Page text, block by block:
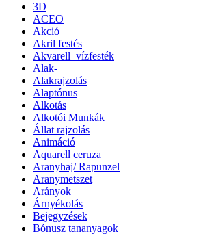
3D
ACEO
Akció
Akril festés
Akvarell_vízfesték
Alak-
Alakrajzolás
Alaptónus
Alkotás
Alkotói Munkák
Állat rajzolás
Animáció
Aquarell ceruza
Aranyhaj/ Rapunzel
Aranymetszet
Arányok
Árnyékolás
Bejegyzések
Bónusz tananyagok